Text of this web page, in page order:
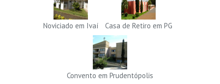
Noviciado em Ivaí Casa de Retiro em PG
Convento em Prudentópolis